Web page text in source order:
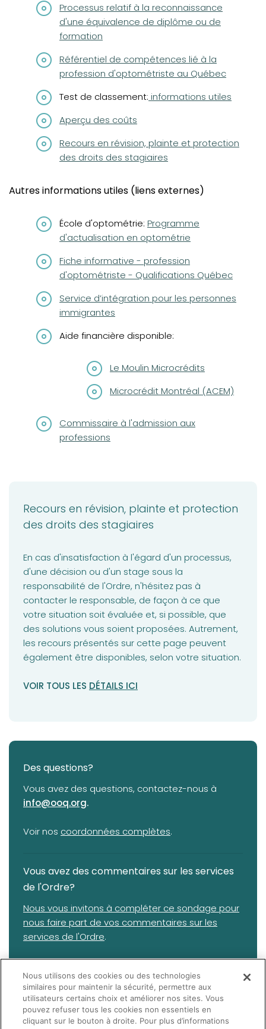
(opens in a new tab)
Processus relatif à la reconnaissance
d'une équivalence de diplôme ou de
formation
(opens in a new tab)
Référentiel de compétences lié à la
profession d'optométriste au Québec
Test de classement: informations utiles
Aperçu des coûts
(opens in a new tab)
Recours en révision, plainte et protection
des droits des stagiaires
Autres informations utiles (liens externes)
École d'optométrie: (opens in a new tab)
Programme
d'actualisation en optométrie
(opens in a new tab)
Fiche informative - profession
d'optométriste - Qualifications Québec
(opens in a new tab)
Service d’intégration pour les personnes
immigrantes
Aide financière disponible:
(opens in a new tab)
Le Moulin Microcrédits
(opens in a new tab)
Microcrédit Montréal (ACEM)
(opens in a new tab)
Commissaire à l'admission aux
professions
Recours en révision, plainte et protection
des droits des stagiaires
En cas d'insatisfaction à l'égard d'un processus,
d'une décision ou d'un stage sous la
responsabilité de l'Ordre, n'hésitez pas à
contacter le responsable, de façon à ce que
votre situation soit évaluée et, si possible, que
des solutions vous soient proposées. Autrement,
les recours présentés sur cette page peuvent
également être disponibles, selon votre situation.
VOIR TOUS LES (opens in a new tab)
DÉTAILS ICI
Des questions?
Vous avez des questions, contactez-nous à
info@ooq.org.
Voir nos (opens in a new tab)
coordonnées complètes.
Vous avez des commentaires sur les services
de l'Ordre?
(opens in a new tab)
Nous vous invitons à compléter ce sondage pour
nous faire part de vos commentaires sur les
services de l'Ordre.
questions concernant les services reçus d'un
optométriste, veuillez plutôt suivre (opens in a new tab)
les instructions sur
cette page(sectionComment formuler une plainte) ou
nous contacter à l'adresse suivante:info@ooq.org
Nous utilisons des cookies ou des technologies
similaires pour maintenir la sécurité, permettre aux
utilisateurs certains choix et améliorer nos sites. Vous
pouvez refuser tous les cookies non essentiels en
cliquant sur le bouton à droite. Pour plus d’informations